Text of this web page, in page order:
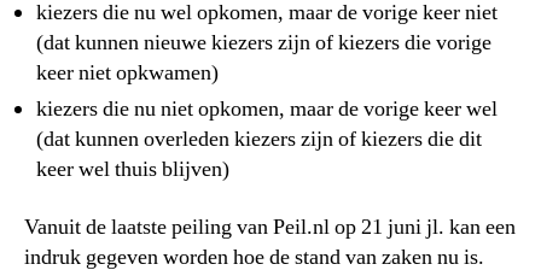
kiezers die nu wel opkomen, maar de vorige keer niet
(dat kunnen nieuwe kiezers zijn of kiezers die vorige
keer niet opkwamen)
kiezers die nu niet opkomen, maar de vorige keer wel
(dat kunnen overleden kiezers zijn of kiezers die dit
keer wel thuis blijven)
Vanuit de laatste peiling van Peil.nl op 21 juni jl. kan een
indruk gegeven worden hoe de stand van zaken nu is.